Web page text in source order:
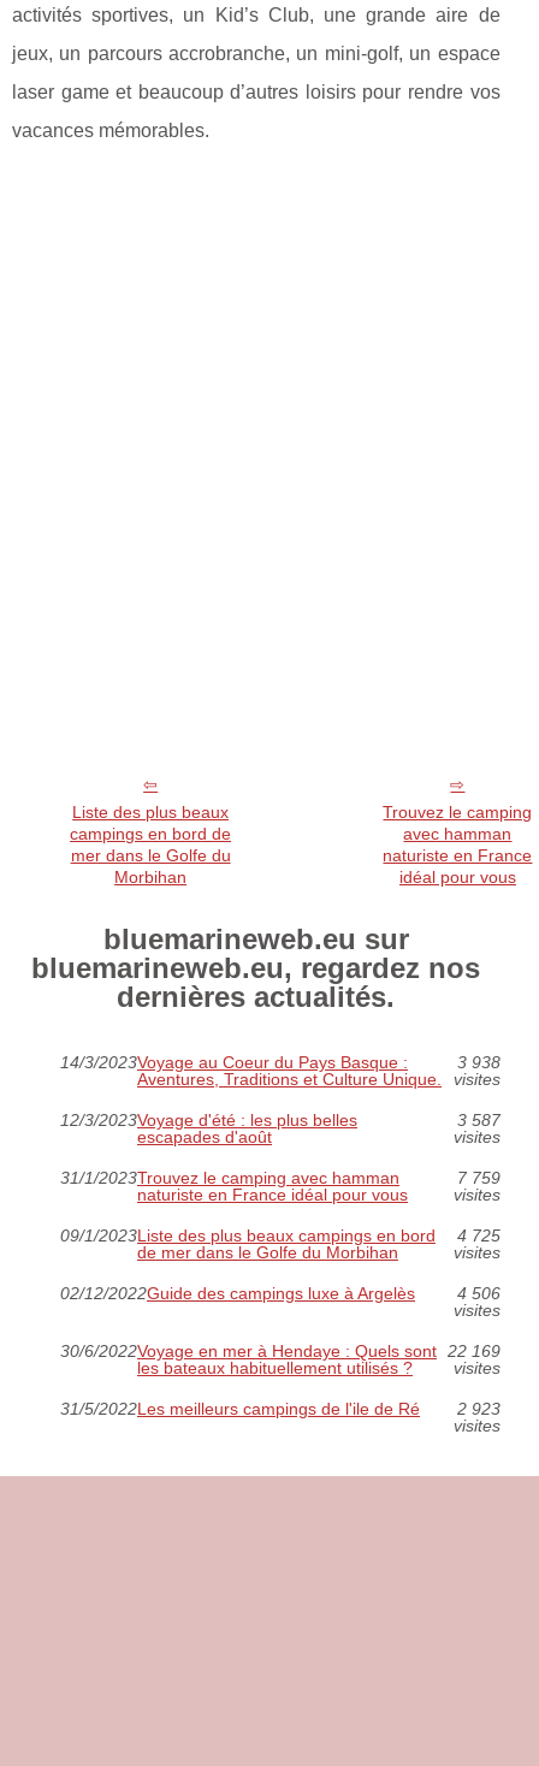
activités sportives, un Kid’s Club, une grande aire de
jeux, un parcours accrobranche, un mini-golf, un espace
laser game et beaucoup d’autres loisirs pour rendre vos
vacances mémorables.
Liste des plus beaux
campings en bord de
mer dans le Golfe du
Morbihan
Trouvez le camping
avec hamman
naturiste en France
idéal pour vous
bluemarineweb.eu sur
bluemarineweb.eu, regardez nos
dernières actualités.
14/3/2023Voyage au Coeur du Pays Basque :
Aventures, Traditions et Culture Unique.
3 938
visites
12/3/2023Voyage d'été : les plus belles
escapades d'août
3 587
visites
31/1/2023Trouvez le camping avec hamman
naturiste en France idéal pour vous
7 759
visites
09/1/2023Liste des plus beaux campings en bord
de mer dans le Golfe du Morbihan
4 725
visites
02/12/2022Guide des campings luxe à Argelès
4 506
visites
30/6/2022Voyage en mer à Hendaye : Quels sont
les bateaux habituellement utilisés ?
22 169
visites
31/5/2022Les meilleurs campings de l'ile de Ré
2 923
visites